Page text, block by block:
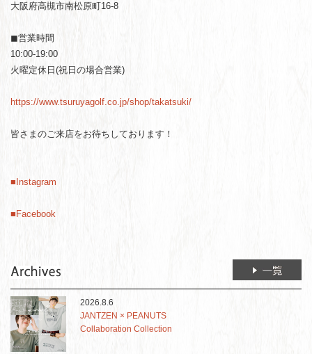
大阪府高槻市南松原町16-8
◼︎営業時間
10:00-19:00
火曜定休日(祝日の場合営業)
https://www.tsuruyagolf.co.jp/shop/takatsuki/
皆さまのご来店をお待ちしております！
■Instagram
■Facebook
2026.8.6
JANTZEN × PEANUTS
Collaboration Collection